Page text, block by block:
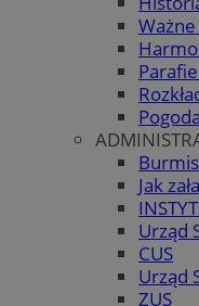
Jak
Urząd
CUS
Urząd
ZUS